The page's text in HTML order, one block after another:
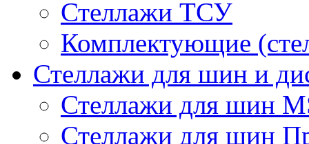
Стеллажи ТСУ
Комплектующие
Стеллажи для шин и
Стеллажи для шин
Стеллажи для шин